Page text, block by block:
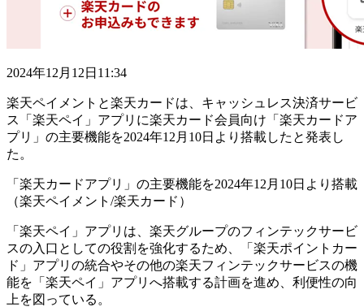
2024年12月12日11:34
楽天ペイメントと楽天カードは、キャッシュレス決済サービ
ス「楽天ペイ」アプリに楽天カード会員向け「楽天カードア
プリ」の主要機能を2024年12月10日より搭載したと発表し
た。
「楽天カードアプリ」の主要機能を2024年12月10日より搭載
（楽天ペイメント/楽天カード）
「楽天ペイ」アプリは、楽天グループのフィンテックサービ
スの入口としての役割を強化するため、「楽天ポイントカー
ド」アプリの統合やその他の楽天フィンテックサービスの機
能を「楽天ペイ」アプリへ搭載する計画を進め、利便性の向
上を図っている。